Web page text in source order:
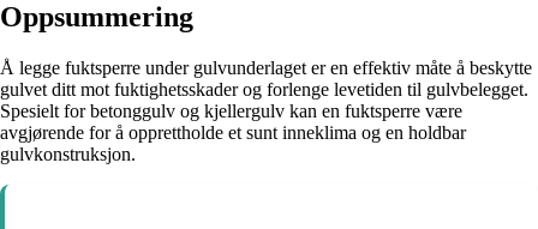
Oppsummering
Å legge fuktsperre under gulvunderlaget er en effektiv måte å beskytte
gulvet ditt mot fuktighetsskader og forlenge levetiden til gulvbelegget.
Spesielt for betonggulv og kjellergulv kan en fuktsperre være
avgjørende for å opprettholde et sunt inneklima og en holdbar
gulvkonstruksjon.